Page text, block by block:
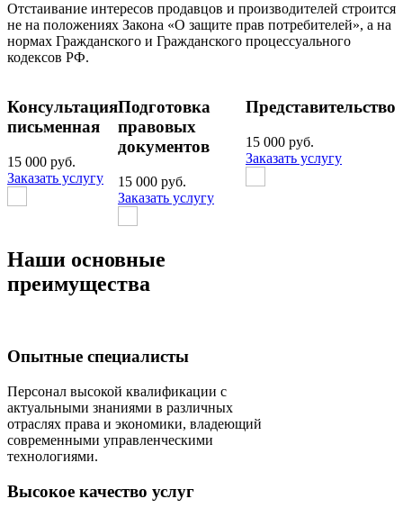
Отстаивание интересов продавцов и производителей строится
не на положениях Закона «О защите прав потребителей», а на
нормах Гражданского и Гражданского процессуального
кодексов РФ.
Консультация
письменная
15 000 руб.
Заказать услугу
Подготовка
правовых
документов
15 000 руб.
Заказать услугу
Представительство
15 000 руб.
Заказать услугу
Наши основные
преимущества
Опытные специалисты
Персонал высокой квалификации с
актуальными знаниями в различных
отраслях права и экономики, владеющий
современными управленческими
технологиями.
Высокое качество услуг